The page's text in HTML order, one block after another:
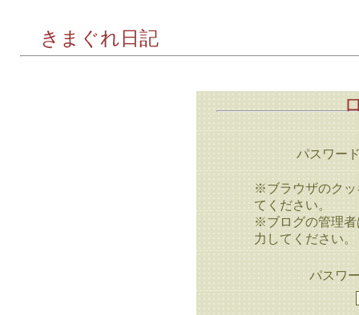
きまぐれ日記
パスワー
※ブラウザのクッ
てください。
※ブログの管理者
力してください。
パスワ